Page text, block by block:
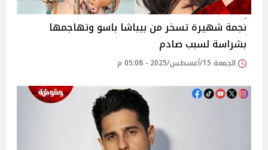
نجمة شهيرة تسخر من بيباشا باسو وتهاجمها
بشراسة لسبب صادم
الجمعة 15/أغسطس/2025 - 05:08 م